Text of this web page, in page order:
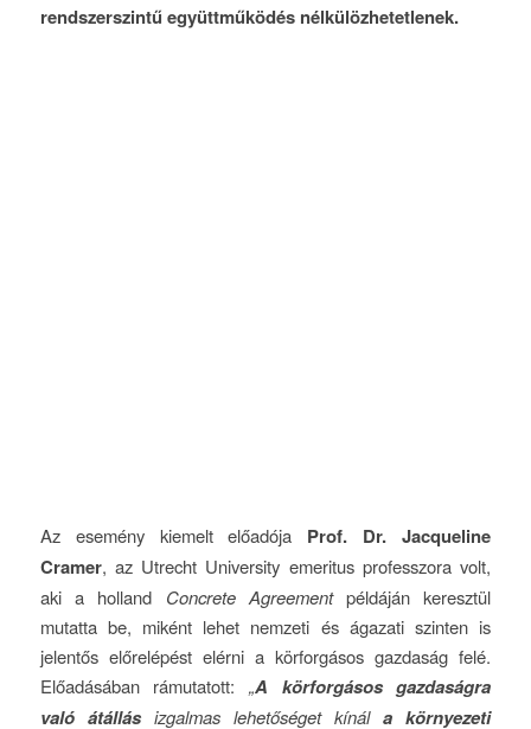
rendszerszintű együttműködés nélkülözhetetlenek.
Az esemény kiemelt előadója Prof. Dr. Jacqueline
Cramer, az Utrecht University emeritus professzora volt,
aki a holland Concrete Agreementpéldáján keresztül
mutatta be, miként lehet nemzeti és ágazati szinten is
jelentős előrelépést elérni a körforgásos gazdaság felé.
Előadásában rámutatott: „A körforgásos gazdaságra
való átállásizgalmas lehetőséget kínála környezeti